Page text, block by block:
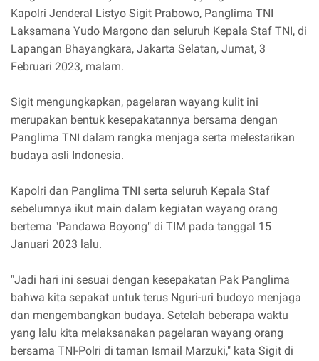
Kapolri Jenderal Listyo Sigit Prabowo, Panglima TNI
Laksamana Yudo Margono dan seluruh Kepala Staf TNI, di
Lapangan Bhayangkara, Jakarta Selatan, Jumat, 3
Februari 2023, malam.
Sigit mengungkapkan, pagelaran wayang kulit ini
merupakan bentuk kesepakatannya bersama dengan
Panglima TNI dalam rangka menjaga serta melestarikan
budaya asli Indonesia.
Kapolri dan Panglima TNI serta seluruh Kepala Staf
sebelumnya ikut main dalam kegiatan wayang orang
bertema "Pandawa Boyong" di TIM pada tanggal 15
Januari 2023 lalu.
"Jadi hari ini sesuai dengan kesepakatan Pak Panglima
bahwa kita sepakat untuk terus Nguri-uri budoyo menjaga
dan mengembangkan budaya. Setelah beberapa waktu
yang lalu kita melaksanakan pagelaran wayang orang
bersama TNI-Polri di taman Ismail Marzuki," kata Sigit di